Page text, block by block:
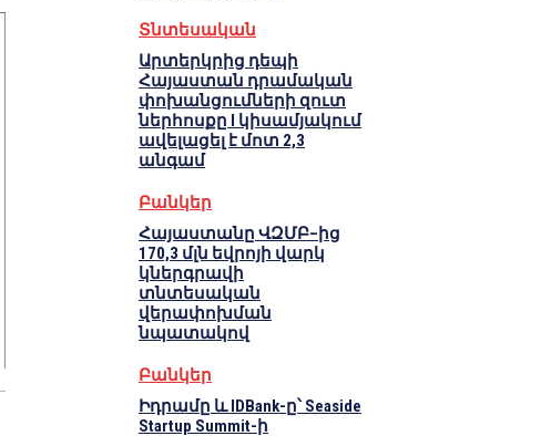
Տնտեսական
Արտերկրից դեպի
Հայաստան դրամական
փոխանցումների զուտ
ներհոսքը I կիսամյակում
ավելացել է մոտ 2,3
անգամ
Բանկեր
Հայաստանը ՎԶՄԲ–ից
170,3 մլն եվրոյի վարկ
կներգրավի
տնտեսական
վերափոխման
նպատակով
Բանկեր
Իդրամը և IDBank-ը՝ Seaside
Startup Summit-ի